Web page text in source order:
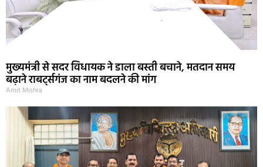
मुख्यमंत्री से सदर विधायक ने डाला बस्ती बचाने, मतदान समय
बढ़ाने राबर्ट्सगंज का नाम बदलने की मांग
Amit Mishra